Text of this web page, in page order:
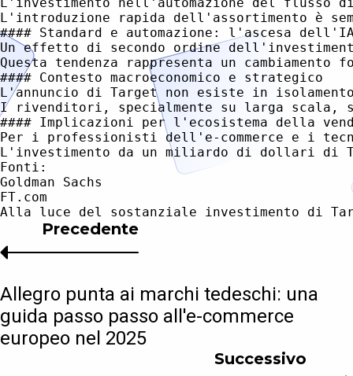
Successivo
Precedente
Allegro punta ai marchi tedeschi: una
guida passo passo all'e-commerce
europeo nel 2025